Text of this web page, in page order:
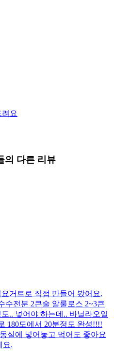
요
의 다른 리뷰
거트로 직접 만들어 봤어요.
수전분 2큰술 알룰로스 2~3큰
.. 넣어야 하는데.. 바닐라오일
180도에서 20분정도 완성!!!!
실에 넣어놓고 먹어도 좋아요
요.